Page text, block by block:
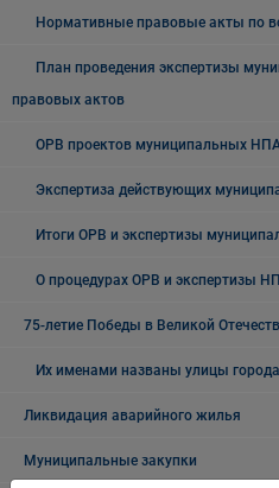
Нормативные правовые акты по
План проведения экспертизы
правовых актов
ОРВ проектов муниципальных
Экспертиза действующих
Итоги ОРВ и экспертизы
О процедурах ОРВ и экспертизы
75-летие Победы в Великой
Их именами названы улицы города
Ликвидация аварийного жилья
Муниципальные закупки